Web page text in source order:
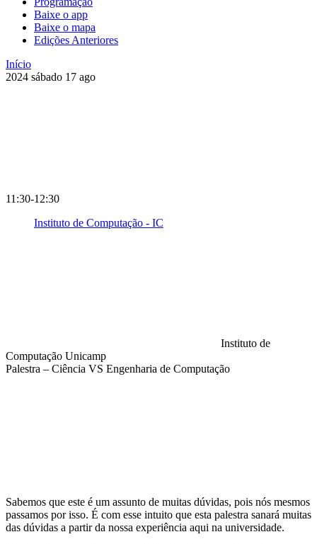
Baixe o app
Baixe o mapa
Edições Anteriores
Início
2024 sábado 17 ago
11:30-12:30
Instituto de Computação - IC
Instituto de
Computação Unicamp
Palestra – Ciência VS Engenharia de Computação
Sabemos que este é um assunto de muitas dúvidas, pois nós mesmos
passamos por isso. É com esse intuito que esta palestra sanará muitas
das dúvidas a partir da nossa experiência aqui na universidade.